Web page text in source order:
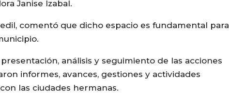
Janise Izabal.
comentó que dicho espacio es fundamental para
análisis y seguimiento de las acciones
informes, avances, gestiones y actividades
las ciudades hermanas.